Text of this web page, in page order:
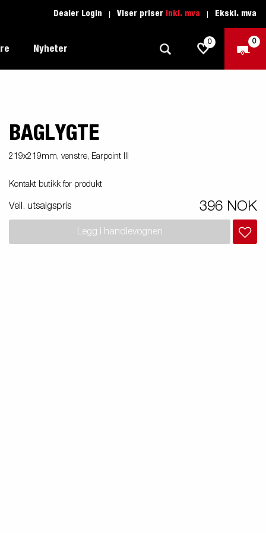
Dealer Login Viser priser Inkl. mva Ekskl. mva
Tilhenger for fritid
Båttilhenger
Tilhenger for vannsport
Tilhengere for entreprenøren
Kjøreskole
Reservdeler
du
1205 Limited Edition
-
Nyheter
0 0
BAGLYGTE
219x219mm, venstre, Earpoint III
Kontakt butikk for produkt
Veil. utsalgspris 396 NOK
Legg i handlevognen